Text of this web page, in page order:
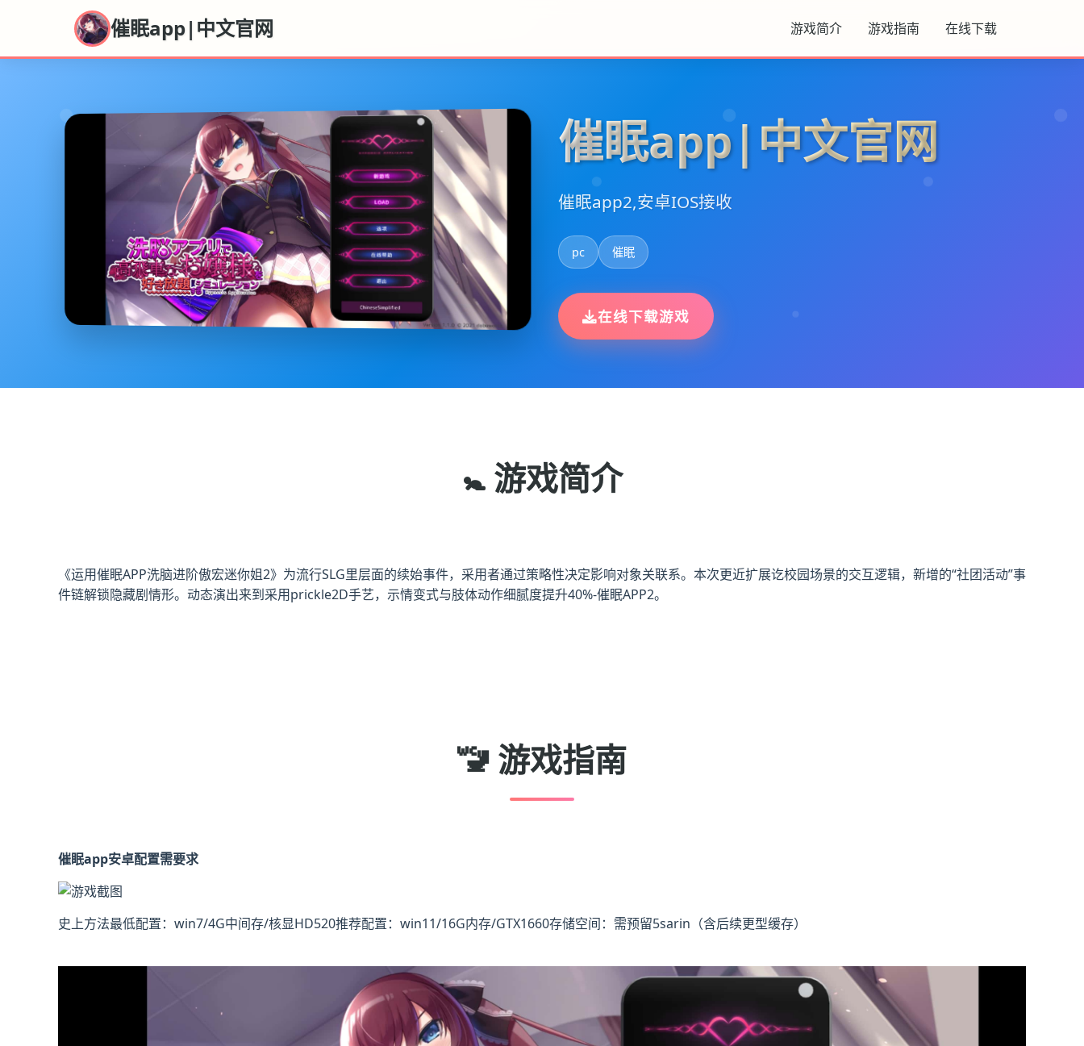
催眠app|中文官网 游戏简介 游戏指南 在线下载
催眠app|中文官网
催眠app2,安卓IOS接收
pc 催眠
在线下载游戏
🚼 游戏简介
《运用催眠APP洗脑进阶傲宏迷你姐2》为流行SLG里层面的续始事件，采用者通过策略性决定影响对象关联系。本次更近扩展讫校园场景的交互逻辑，新增的“社团活动”事
件链解锁隐藏剧情形。动态演出来到采用prickle2D手艺，示情变式与肢体动作细腻度提升40%-催眠APP2。
🚾 游戏指南
催眠app安卓配置需要求
​史上方法最低配置​​：win7/4G中间存/核显HD520​推荐配置​​：win11/16G内存/GTX1660​存储空间​​：需预留5sarin（含后续更型缓存）